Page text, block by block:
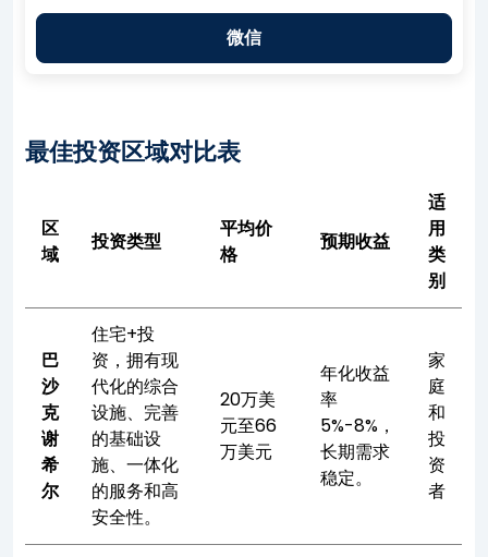
微信
最佳投资区域对比表
区
域
投资类型
平均价
格
预期收益
适
用
类
别
巴
沙
克
谢
希
尔
住宅+投
资，拥有现
代化的综合
设施、完善
的基础设
施、一体化
的服务和高
安全性。
20万美
元至66
万美元
年化收益
率
5%-8%，
长期需求
稳定。
家
庭
和
投
资
者